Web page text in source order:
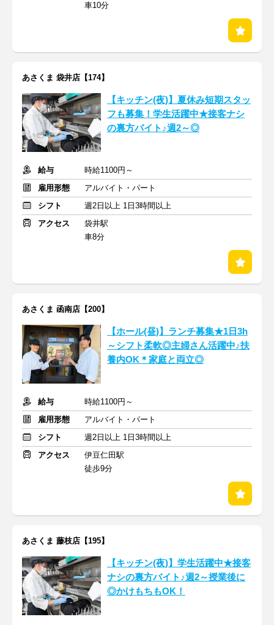
車10分
あさくま 袋井店【174】
【キッチン(夜)】夏休み短期スタッ
フも募集！学生活躍中★接客ナシ
の裏方バイト♪週2～◎
給与
時給1100円～
雇用形態
アルバイト・パート
シフト
週2日以上 1日3時間以上
アクセス
袋井駅
車8分
あさくま 函南店【200】
【ホール(昼)】ランチ募集★1日3h
～シフト柔軟◎主婦さん活躍中♪扶
養内OK＊家庭と両立◎
給与
時給1100円～
雇用形態
アルバイト・パート
シフト
週2日以上 1日3時間以上
アクセス
伊豆仁田駅
徒歩9分
あさくま 藤枝店【195】
【キッチン(夜)】学生活躍中★接客
ナシの裏方バイト♪週2～授業後に
◎かけもちもOK！